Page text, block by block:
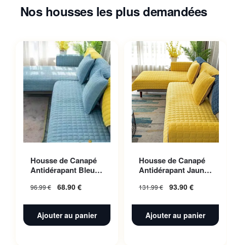
Nos housses les plus demandées
Housse de Canapé
Antidérapant Bleu
96.99€ 68.90 €
Ajouter au panier
Housse de Canapé
Antidérapant Jaune
131.99€ 93.90 €
Ajouter au panier